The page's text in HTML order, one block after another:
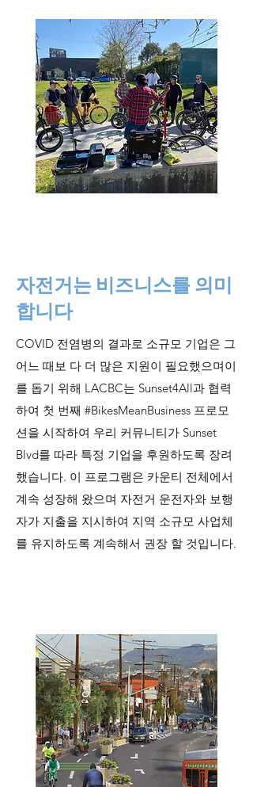
자전거는 비즈니스를 의미
합니다
COVID 전염병의 결과로 소규모 기업은 그
어느 때보 다 더 많은 지원이 필요했으며이
를 돕기 위해 LACBC는 Sunset4All과 협력
하여 첫 번째 #BikesMeanBusiness 프로모
션을 시작하여 우리 커뮤니티가 Sunset
Blvd를 따라 특정 기업을 후원하도록 장려
했습니다. 이 프로그램은 카운티 전체에서
계속 성장해 왔으며 자전거 운전자와 보행
자가 지출을 지시하여 지역 소규모 사업체
를 유지하도록 계속해서 권장 할 것입니다.